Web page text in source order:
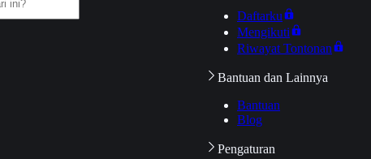
Daftarku
Mengikuti
Riwayat Tontonan
Bantuan dan Lainnya
Bantuan
Blog
Pengaturan